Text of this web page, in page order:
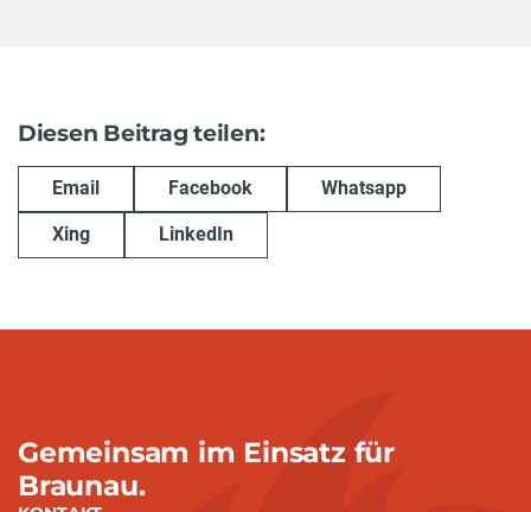
Diesen Beitrag teilen:
Email Facebook Whatsapp
Xing LinkedIn
Gemeinsam im Einsatz für
Braunau.